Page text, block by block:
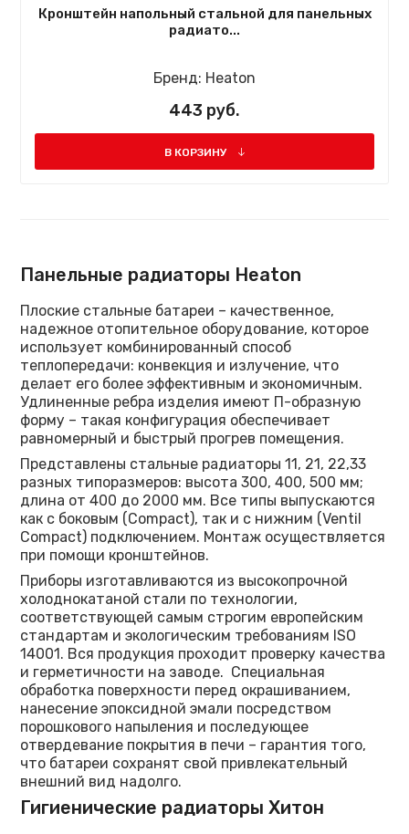
Кронштейн напольный стальной для панельных
радиато...
Бренд: Heaton
443 руб.
В КОРЗИНУ
Панельные радиаторы Heaton
Плоские стальные батареи – качественное,
надежное отопительное оборудование, которое
использует комбинированный способ
теплопередачи: конвекция и излучение, что
делает его более эффективным и экономичным.
Удлиненные ребра изделия имеют П-образную
форму – такая конфигурация обеспечивает
равномерный и быстрый прогрев помещения.
Представлены стальные радиаторы 11, 21, 22,33
разных типоразмеров: высота 300, 400, 500 мм;
длина от 400 до 2000 мм. Все типы выпускаются
как с боковым (Compact), так и с нижним (Ventil
Compact) подключением. Монтаж осуществляется
при помощи кронштейнов.
Приборы изготавливаются из высокопрочной
холоднокатаной стали по технологии,
соответствующей самым строгим европейским
стандартам и экологическим требованиям ISO
14001. Вся продукция проходит проверку качества
и герметичности на заводе. Специальная
обработка поверхности перед окрашиванием,
нанесение эпоксидной эмали посредством
порошкового напыления и последующее
отвердевание покрытия в печи – гарантия того,
что батареи сохранят свой привлекательный
внешний вид надолго.
Гигиенические радиаторы Хитон